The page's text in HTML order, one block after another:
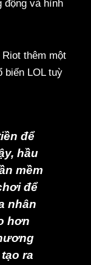
động và hình
thêm một
biến LOL tuỳ
để
hầu
mềm
để
nhân
hơn
ra